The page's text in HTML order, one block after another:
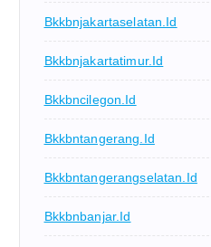
Bkkbnjakartaselatan.id
Bkkbnjakartatimur.id
Bkkbncilegon.id
Bkkbntangerang.id
Bkkbntangerangselatan.id
Bkkbnbanjar.id